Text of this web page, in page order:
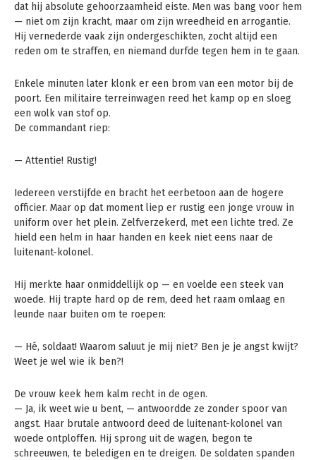
dat hij absolute gehoorzaamheid eiste. Men was bang voor hem
— niet om zijn kracht, maar om zijn wreedheid en arrogantie.
Hij vernederde vaak zijn ondergeschikten, zocht altijd een
reden om te straffen, en niemand durfde tegen hem in te gaan.
Enkele minuten later klonk er een brom van een motor bij de
poort. Een militaire terreinwagen reed het kamp op en sloeg
een wolk van stof op.
De commandant riep:
— Attentie! Rustig!
Iedereen verstijfde en bracht het eerbetoon aan de hogere
officier. Maar op dat moment liep er rustig een jonge vrouw in
uniform over het plein. Zelfverzekerd, met een lichte tred. Ze
hield een helm in haar handen en keek niet eens naar de
luitenant-kolonel.
Hij merkte haar onmiddellijk op — en voelde een steek van
woede. Hij trapte hard op de rem, deed het raam omlaag en
leunde naar buiten om te roepen:
— Hé, soldaat! Waarom saluut je mij niet? Ben je je angst kwijt?
Weet je wel wie ik ben?!
De vrouw keek hem kalm recht in de ogen.
— Ja, ik weet wie u bent, — antwoordde ze zonder spoor van
angst. Haar brutale antwoord deed de luitenant-kolonel van
woede ontploffen. Hij sprong uit de wagen, begon te
schreeuwen, te beledigen en te dreigen. De soldaten spanden